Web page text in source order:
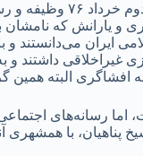
عبدالله ناصری می‌گوید
‌و یارانش که
جمهوری اسلامی ایران
حکومت، ۳۰ سال ترک تازی و تک
البته همین
رسانه‌های
با همشهری